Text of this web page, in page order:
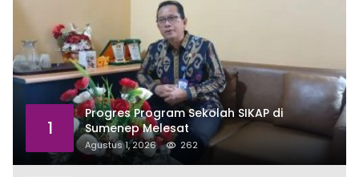
1
Progres Program Sekolah SIKAP di
Sumenep Melesat
Agustus 1, 2026 262